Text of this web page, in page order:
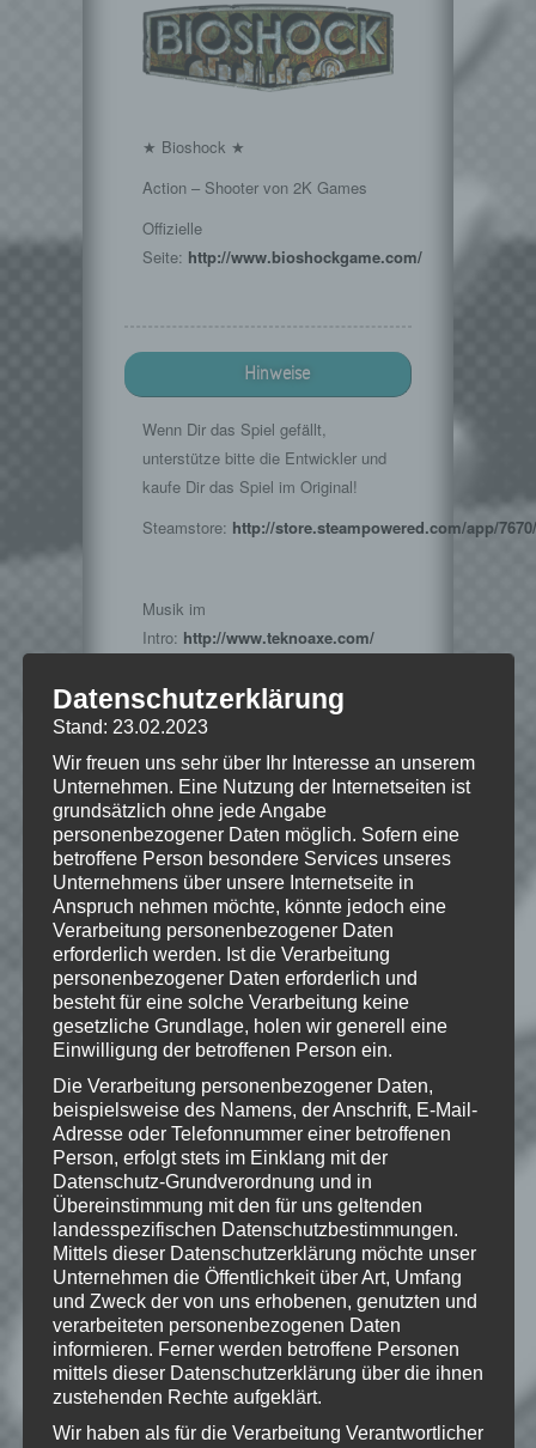
★ Bioshock ★
Action – Shooter von 2K Games
Offizielle
Seite: http://www.bioshockgame.com/
Hinweise
Wenn Dir das Spiel gefällt,
unterstütze bitte die Entwickler und
kaufe Dir das Spiel im Original!
Steamstore: http://store.steampowered.com/app/7670/
Musik im
Intro: http://www.teknoaxe.com/
© 2002-2008. Take-Two Interactive
Software and its subsidiaries. Developed
by 2K Boston, 2K Australia, and 2K
Marin. BioShock, 2K Games, 2K Boston,
2K Australia, 2K Marin, the 2K logo, the
2K Boston logo, 2K Australia logo, the
2K Marin logo and Take-Two Interactive
Software are all trademarks and/or
registered trademarks of Take-Two
Interactive Software, Inc.
Wie gefällt dir dieser Beitrag?
Klicke hier und lasse
eine Bewertung da!
Schreibe einen Kommentar
Deine E-Mail-Adresse wird nicht
veröffentlicht. Erforderliche Felder
sind mit*markiert
Kommentar*
Datenschutzerklärung
Stand: 23.02.2023
Wir freuen uns sehr über Ihr Interesse an unserem
Unternehmen. Eine Nutzung der Internetseiten ist
grundsätzlich ohne jede Angabe
personenbezogener Daten möglich. Sofern eine
betroffene Person besondere Services unseres
Unternehmens über unsere Internetseite in
Anspruch nehmen möchte, könnte jedoch eine
Verarbeitung personenbezogener Daten
erforderlich werden. Ist die Verarbeitung
personenbezogener Daten erforderlich und
besteht für eine solche Verarbeitung keine
gesetzliche Grundlage, holen wir generell eine
Einwilligung der betroffenen Person ein.
Die Verarbeitung personenbezogener Daten,
beispielsweise des Namens, der Anschrift, E-Mail-
Adresse oder Telefonnummer einer betroffenen
Person, erfolgt stets im Einklang mit der
Datenschutz-Grundverordnung und in
Übereinstimmung mit den für uns geltenden
landesspezifischen Datenschutzbestimmungen.
Mittels dieser Datenschutzerklärung möchte unser
Unternehmen die Öffentlichkeit über Art, Umfang
und Zweck der von uns erhobenen, genutzten und
verarbeiteten personenbezogenen Daten
informieren. Ferner werden betroffene Personen
mittels dieser Datenschutzerklärung über die ihnen
zustehenden Rechte aufgeklärt.
Wir haben als für die Verarbeitung Verantwortlicher